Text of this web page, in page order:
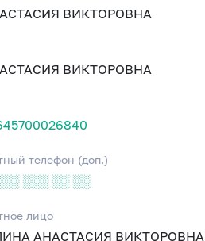
ВИКТОРОВНА
ВИКТОРОВНА
телефон (доп.)
░░░ ░░ ░░
лицо
АНАСТАСИЯ ВИКТОРОВНА